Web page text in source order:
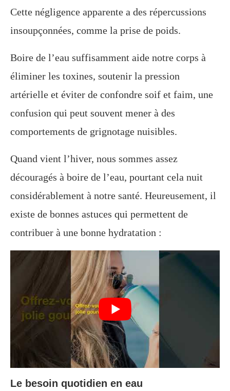
Cette négligence apparente a des répercussions
insoupçonnées, comme la prise de poids.
Boire de l’eau suffisamment aide notre corps à
éliminer les toxines, soutenir la pression
artérielle et éviter de confondre soif et faim, une
confusion qui peut souvent mener à des
comportements de grignotage nuisibles.
Quand vient l’hiver, nous sommes assez
découragés à boire de l’eau, pourtant cela nuit
considérablement à notre santé. Heureusement, il
existe de bonnes astuces qui permettent de
contribuer à une bonne hydratation :
Le besoin quotidien en eau